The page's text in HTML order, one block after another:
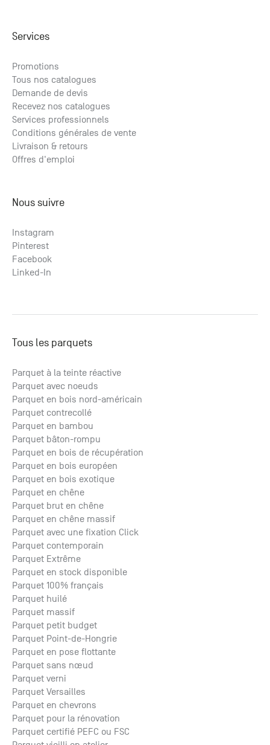
Services
Promotions
Tous nos catalogues
Demande de devis
Recevez nos catalogues
Services professionnels
Conditions générales de vente
Livraison & retours
Offres d'emploi
Nous suivre
Instagram
Pinterest
Facebook
Linked-In
Tous les parquets
Parquet à la teinte réactive
Parquet avec noeuds
Parquet en bois nord-américain
Parquet contrecollé
Parquet en bambou
Parquet bâton-rompu
Parquet en bois de récupération
Parquet en bois européen
Parquet en bois exotique
Parquet en chêne
Parquet brut en chêne
Parquet en chêne massif
Parquet avec une fixation Click
Parquet contemporain
Parquet Extrême
Parquet en stock disponible
Parquet 100% français
Parquet huilé
Parquet massif
Parquet petit budget
Parquet Point-de-Hongrie
Parquet en pose flottante
Parquet sans nœud
Parquet verni
Parquet Versailles
Parquet en chevrons
Parquet pour la rénovation
Parquet certifié PEFC ou FSC